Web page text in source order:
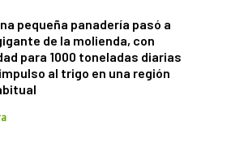
pequeña panadería pasó a
de la molienda, con
para 1000 toneladas diarias
al trigo en una región